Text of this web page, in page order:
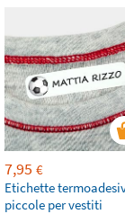
7,95 €
Etichette
piccole per vestiti